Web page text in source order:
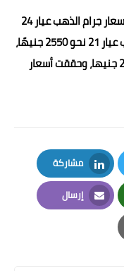
أما عن أسعار الذهب اليوم في مصر بلغت أسعار جرام الذهب عيار 24
نحو 2914 جنيهًا، وسجلت أسعار جرام الذهب عيار 21 نحو 2550 جنيهًا،
ووصلت أسعار جرام الذهب عيار 18 إلى 2185 جنيها، وحققت أسعار
مشاركة
LinkedIn
إرسال
Email